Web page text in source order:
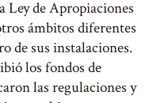
Ley de Apropiaciones
ámbitos diferentes
de sus instalaciones.
los fondos de
las regulaciones y